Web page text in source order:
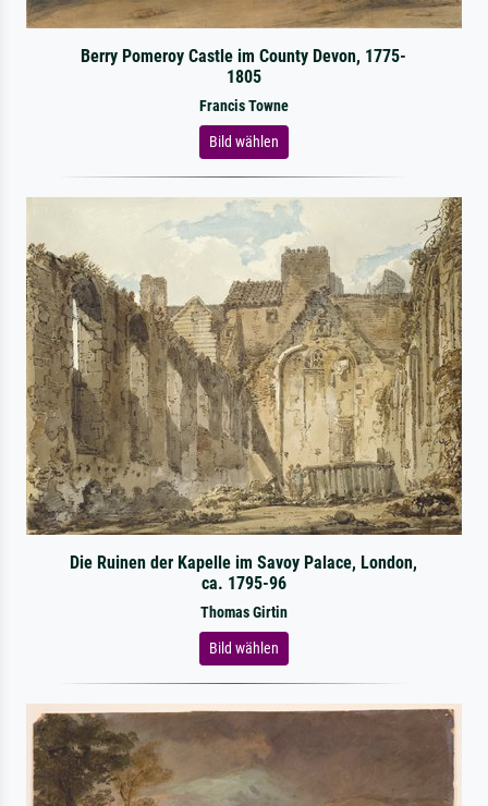
Berry Pomeroy Castle im County Devon, 1775-
1805
Francis Towne
Bild wählen
Die Ruinen der Kapelle im Savoy Palace, London,
ca. 1795-96
Thomas Girtin
Bild wählen